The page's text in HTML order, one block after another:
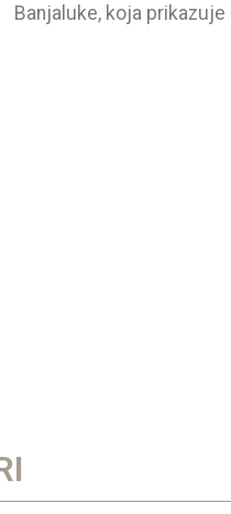
Banjaluke, koja